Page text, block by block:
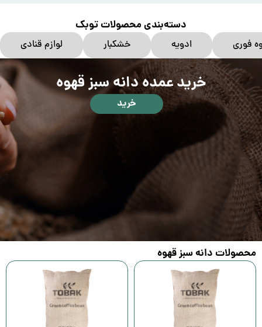
دسته‌بندی محصولات توبک
فوری ادویه خشکبار لوازم قنادی
خرید عمده دانه سبز قهوه
خرید
محصولات دانه سبز قهوه